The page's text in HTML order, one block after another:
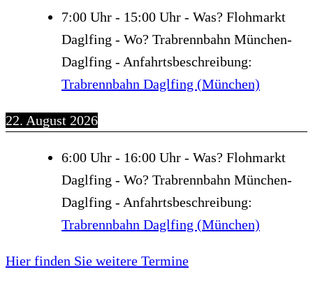
7:00 Uhr - 15:00 Uhr - Was? Flohmarkt
Daglfing - Wo? Trabrennbahn München-
Daglfing - Anfahrtsbeschreibung:
Trabrennbahn Daglfing (München)
22. August 2026
6:00 Uhr - 16:00 Uhr - Was? Flohmarkt
Daglfing - Wo? Trabrennbahn München-
Daglfing - Anfahrtsbeschreibung:
Trabrennbahn Daglfing (München)
Hier finden Sie weitere Termine